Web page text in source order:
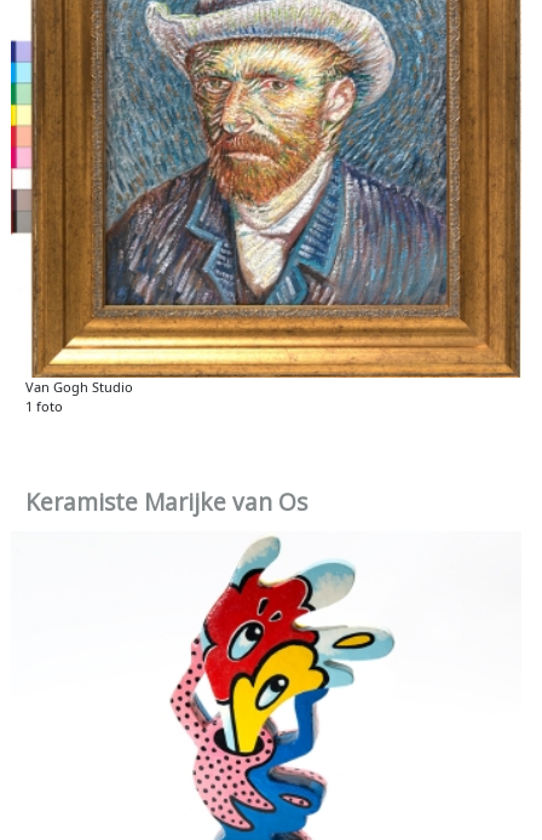
Van Gogh Studio
1 foto
Keramiste Marijke van Os